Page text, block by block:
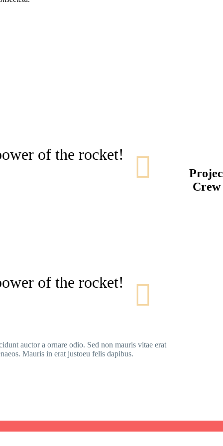
of the rocket!
of the rocket!
Crew
auctor a ornare odio. Sed non mauris vitae erat
Mauris in erat justoeu felis dapibus.